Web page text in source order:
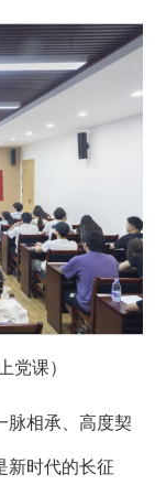
党课）
脉相承、高度契
新时代的长征